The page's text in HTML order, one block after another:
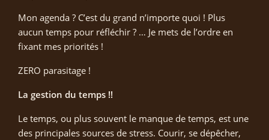
Mon agenda ? C’est du grand n’importe quoi ! Plus
aucun temps pour réfléchir ? … Je mets de l’ordre en
fixant mes priorités !
ZERO parasitage !
La gestion du temps !!
Le temps, ou plus souvent le manque de temps, est une
des principales sources de stress. Courir, se dépêcher,